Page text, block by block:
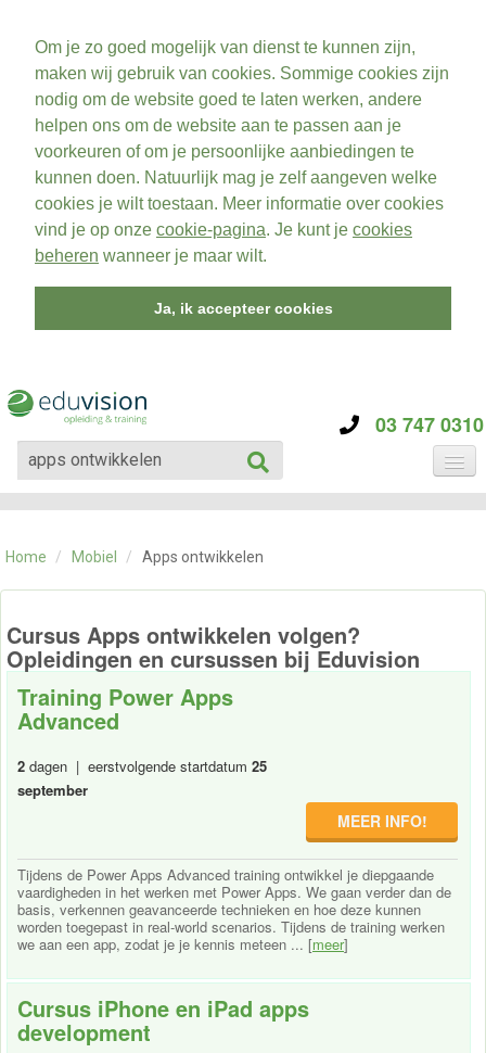
Om je zo goed mogelijk van dienst te kunnen zijn,
maken wij gebruik van cookies. Sommige cookies zijn
nodig om de website goed te laten werken, andere
helpen ons om de website aan te passen aan je
voorkeuren of om je persoonlijke aanbiedingen te
kunnen doen. Natuurlijk mag je zelf aangeven welke
cookies je wilt toestaan. Meer informatie over cookies
vind je op onze cookie-pagina. Je kunt je cookies
beheren wanneer je maar wilt.
Ja, ik accepteer cookies
03 747 0310
CATEGORIE
OVER ONS
CONTACT
Home / Mobiel / Apps ontwikkelen
Cursus Apps ontwikkelen volgen?
Opleidingen en cursussen bij Eduvision
Training Power Apps
Advanced
2 dagen | eerstvolgende startdatum 25
september
MEER INFO!
Tijdens de Power Apps Advanced training ontwikkel je diepgaande
vaardigheden in het werken met Power Apps. We gaan verder dan de
basis, verkennen geavanceerde technieken en hoe deze kunnen
worden toegepast in real-world scenarios. Tijdens de training werken
we aan een app, zodat je je kennis meteen ... [meer]
Cursus iPhone en iPad apps
development